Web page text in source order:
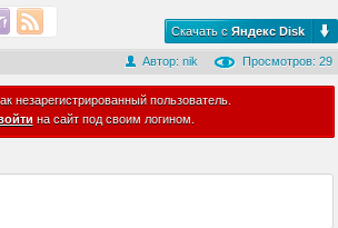
Скачать с Яндекс Disk
Автор: nik Просмотров: 29
незарегистрированный пользователь.
на сайт под своим логином.